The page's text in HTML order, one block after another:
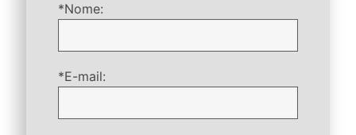
*Nome:
*E-mail: